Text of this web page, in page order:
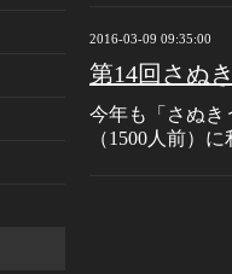
2016-03-09 09:35:00
第14回さぬ
今年も「さぬき
（1500人前）